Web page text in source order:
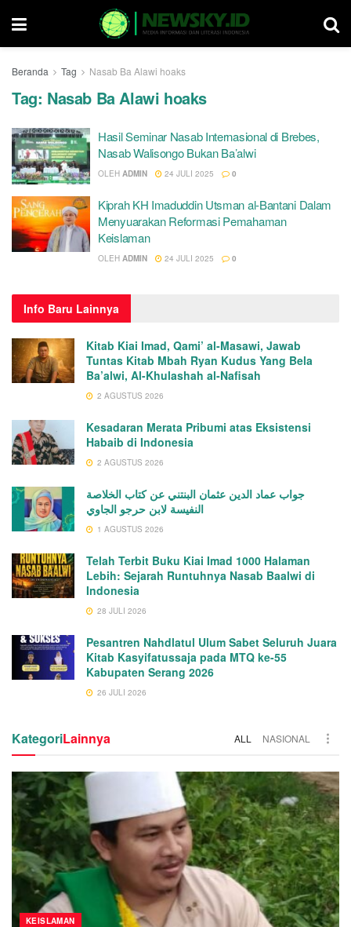
Beranda Tag Nasab Ba Alawi hoaks
Tag: Nasab Ba Alawi hoaks
Hasil Seminar Nasab Internasional di Brebes,
Nasab Walisongo Bukan Ba’alwi
OLEH ADMIN 24 JULI 2025 0
Kiprah KH Imaduddin Utsman al-Bantani Dalam
Menyuarakan Reformasi Pemahaman
Keislaman
OLEH ADMIN 24 JULI 2025 0
Info Baru Lainnya
Kitab Kiai Imad, Qami’ al-Masawi, Jawab
Tuntas Kitab Mbah Ryan Kudus Yang Bela
Ba’alwi, Al-Khulashah al-Nafisah
2 AGUSTUS 2026
Kesadaran Merata Pribumi atas Eksistensi
Habaib di Indonesia
2 AGUSTUS 2026
جواب عماد الدين عثمان البنتني عن كتاب الخلاصة
النفيسة لابن حرجو الجاوي
1 AGUSTUS 2026
Telah Terbit Buku Kiai Imad 1000 Halaman
Lebih: Sejarah Runtuhnya Nasab Baalwi di
Indonesia
28 JULI 2026
Pesantren Nahdlatul Ulum Sabet Seluruh Juara
Kitab Kasyifatussaja pada MTQ ke-55
Kabupaten Serang 2026
26 JULI 2026
KategoriLainnya ALL NASIONAL
KEISLAMAN